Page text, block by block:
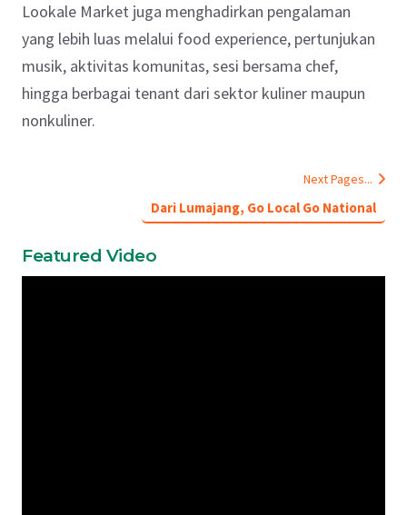
Lookale Market juga menghadirkan pengalaman
yang lebih luas melalui food experience, pertunjukan
musik, aktivitas komunitas, sesi bersama chef,
hingga berbagai tenant dari sektor kuliner maupun
nonkuliner.
Next Pages...
Dari Lumajang, Go Local Go National
Featured Video